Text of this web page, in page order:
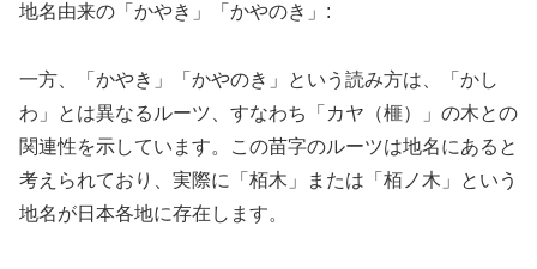
地名由来の「かやき」「かやのき」:
一方、「かやき」「かやのき」という読み方は、「かし
わ」とは異なるルーツ、すなわち「カヤ（榧）」の木との
関連性を示しています。この苗字のルーツは地名にあると
考えられており、実際に「栢木」または「栢ノ木」という
地名が日本各地に存在します。